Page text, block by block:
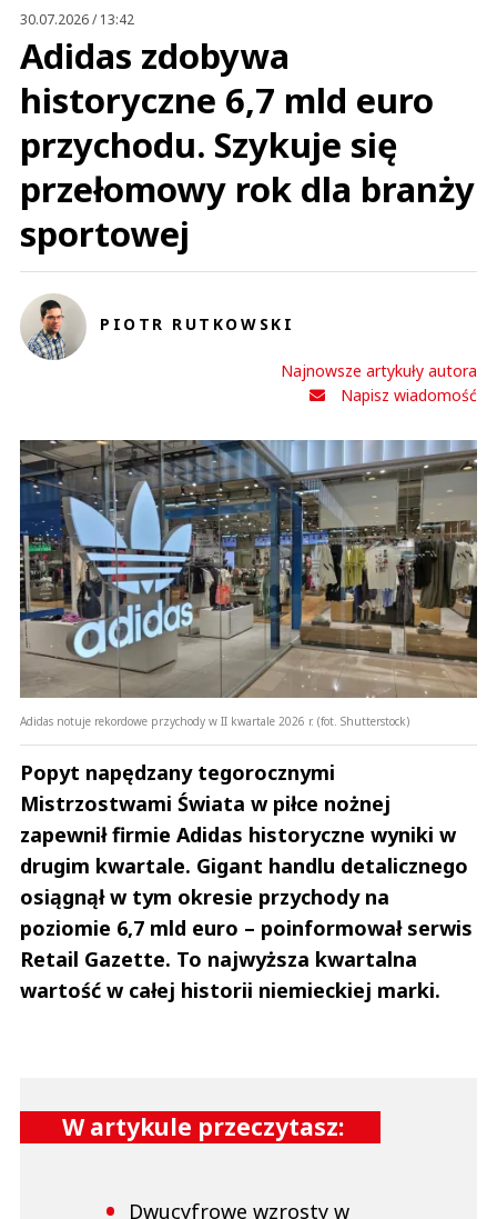
30.07.2026 / 13:42
Adidas zdobywa
historyczne 6,7 mld euro
przychodu. Szykuje się
przełomowy rok dla branży
sportowej
PIOTR RUTKOWSKI
Najnowsze artykuły autora
Napisz wiadomość
Adidas notuje rekordowe przychody w II kwartale 2026 r. (fot. Shutterstock)
Popyt napędzany tegorocznymi
Mistrzostwami Świata w piłce nożnej
zapewnił firmie Adidas historyczne wyniki w
drugim kwartale. Gigant handlu detalicznego
osiągnął w tym okresie przychody na
poziomie 6,7 mld euro – poinformował serwis
Retail Gazette. To najwyższa kwartalna
wartość w całej historii niemieckiej marki.
W artykule przeczytasz:
Dwucyfrowe wzrosty w